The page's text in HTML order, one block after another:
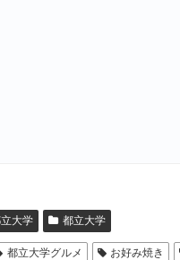
大学 都立大学
都立大学グルメ お好み焼き